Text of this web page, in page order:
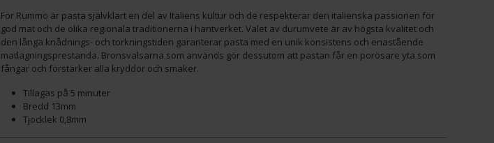
För Rummo är pasta självklart en del av Italiens kultur och de respekterar den italienska passionen för
god mat och de olika regionala traditionerna i hantverket. Valet av durumvete är av högsta kvalitet och
den långa knådnings- och torkningstiden garanterar pasta med en unik konsistens och enastående
matlagningsprestanda. Bronsvalsarna som används gör dessutom att pastan får en porösare yta som
fångar och förstärker alla kryddor och smaker.
Tillagas på 5 minuter
Bredd 13mm
Tjocklek 0,8mm